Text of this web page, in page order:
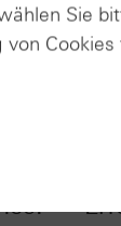
-
Sie
Cookies